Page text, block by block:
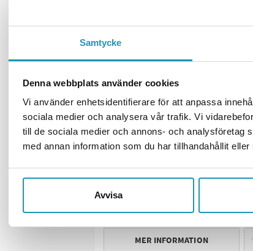
Samtycke
Denna webbplats använder cookies
Vi använder enhetsidentifierare för att anpassa
sociala medier och analysera vår trafik. Vi
till de sociala medier och annons- och analysföretag
med annan information som du har tillhandahållit
Avvisa
SOMMARREA
Reservhjulshållare dragprofil
80X40
1 611 kr (ink. moms) 1 895 kr
1 I LAGER
+ LÄGG I KUNDVAGN
MER INFORMATION